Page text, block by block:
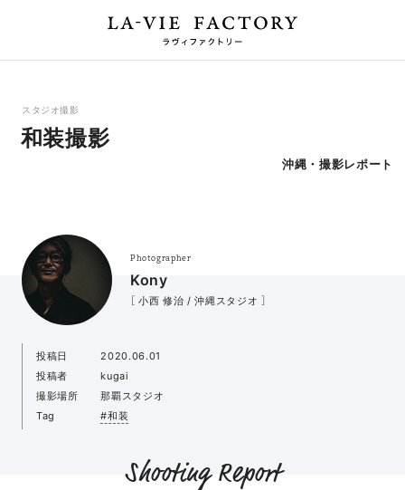
スタジオ撮影
和装撮影
沖縄・撮影レポート
Photographer
Kony
［ 小西 修治 / 沖縄スタジオ ］
投稿日
2020.06.01
投稿者
kugai
撮影場所
那覇スタジオ
Tag
#和装
Shooting Report